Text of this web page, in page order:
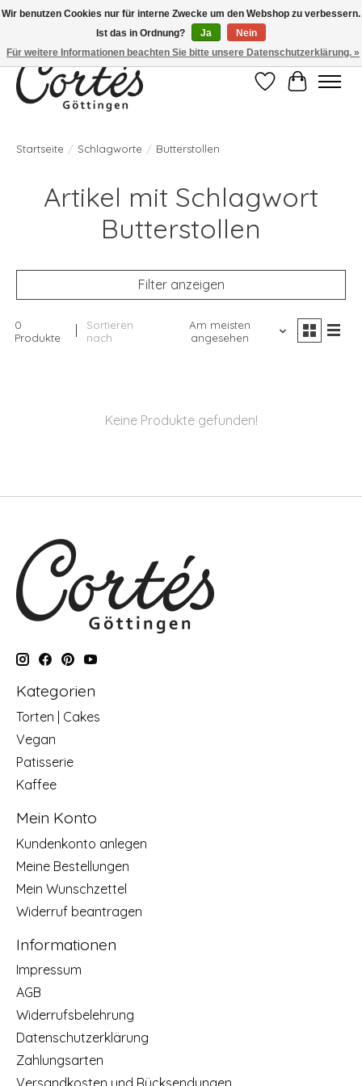
Eines der besten Cafés Deutschlands!
Wunschzettel
Ihr
Startseite / Schlagworte / Butterstollen
Artikel mit Schlagwort
Butterstollen
Filter anzeigen
0
Produkte
Sortieren
nach
Am meisten
angesehen
Keine Produkte gefunden!
Kategorien
Torten | Cakes
Vegan
Patisserie
Kaffee
Mein Konto
Kundenkonto anlegen
Meine Bestellungen
Mein Wunschzettel
Widerruf beantragen
Informationen
Impressum
AGB
Widerrufsbelehrung
Datenschutzerklärung
Zahlungsarten
Wir benutzen Cookies nur für interne Zwecke um den Webshop zu verbessern.
Ist das in Ordnung?
Ja
Nein
Für weitere Informationen beachten Sie bitte unsere Datenschutzerklärung. »